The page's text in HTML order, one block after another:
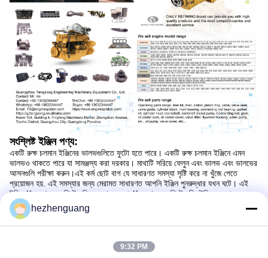
সংশ্লিষ্ট ইঞ্জিন পণ্য:
একটি রুক্ষ চলমান ইঞ্জিনের ভালভগুলিতে ফুটো হতে পারে। একটি রুক্ষ চলমান ইঞ্জিনে এমন
ভালভও থাকতে পারে যা সামঞ্জস্য করা দরকার। মাথাটি সরিয়ে ফেলুন এবং ভালভ এবং ভালভের
আসনগুলি পরীক্ষা করুন।এই কর্ম ছোট বাগ যে সাধারণত সমস্যা সৃষ্টি করে না খুঁজে পেতে
প্রয়োজন হয়. এই সমস্যার জন্য মেরামত সাধারণত আপনি ইঞ্জিন পুনরুদ্ধার যখন ঘটে। এই
ইঞ্জিন Keystone পিস্টন রিং ব্যবহার করে। Keystone পিস্টন রিং ইঞ্জিন সংকোচন
স্ট্রোক সময় প্রসারিত করার জন্য ডিজাইন করা হয়।কীস্টোন পিস্টন রিং সম্পূর্ণরূপে ইঞ্জিন
cranking রেট এ প্রসারিত করা হবে না. এটি অনিয়মিত সিলিন্ডার সংকোচন পাঠের কারণ হতে
পারে। অতএব, কীস্টোন পিস্টন রিং ব্যবহার করে ইঞ্জিনগুলিতে সংকোচন পরীক্ষা করার পরামর্শ
hezhenguang
9:32 PM